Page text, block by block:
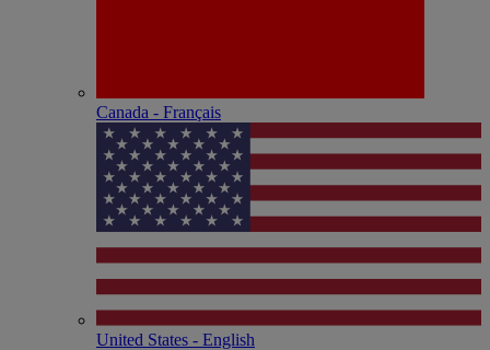
Canada - Français
United States - English